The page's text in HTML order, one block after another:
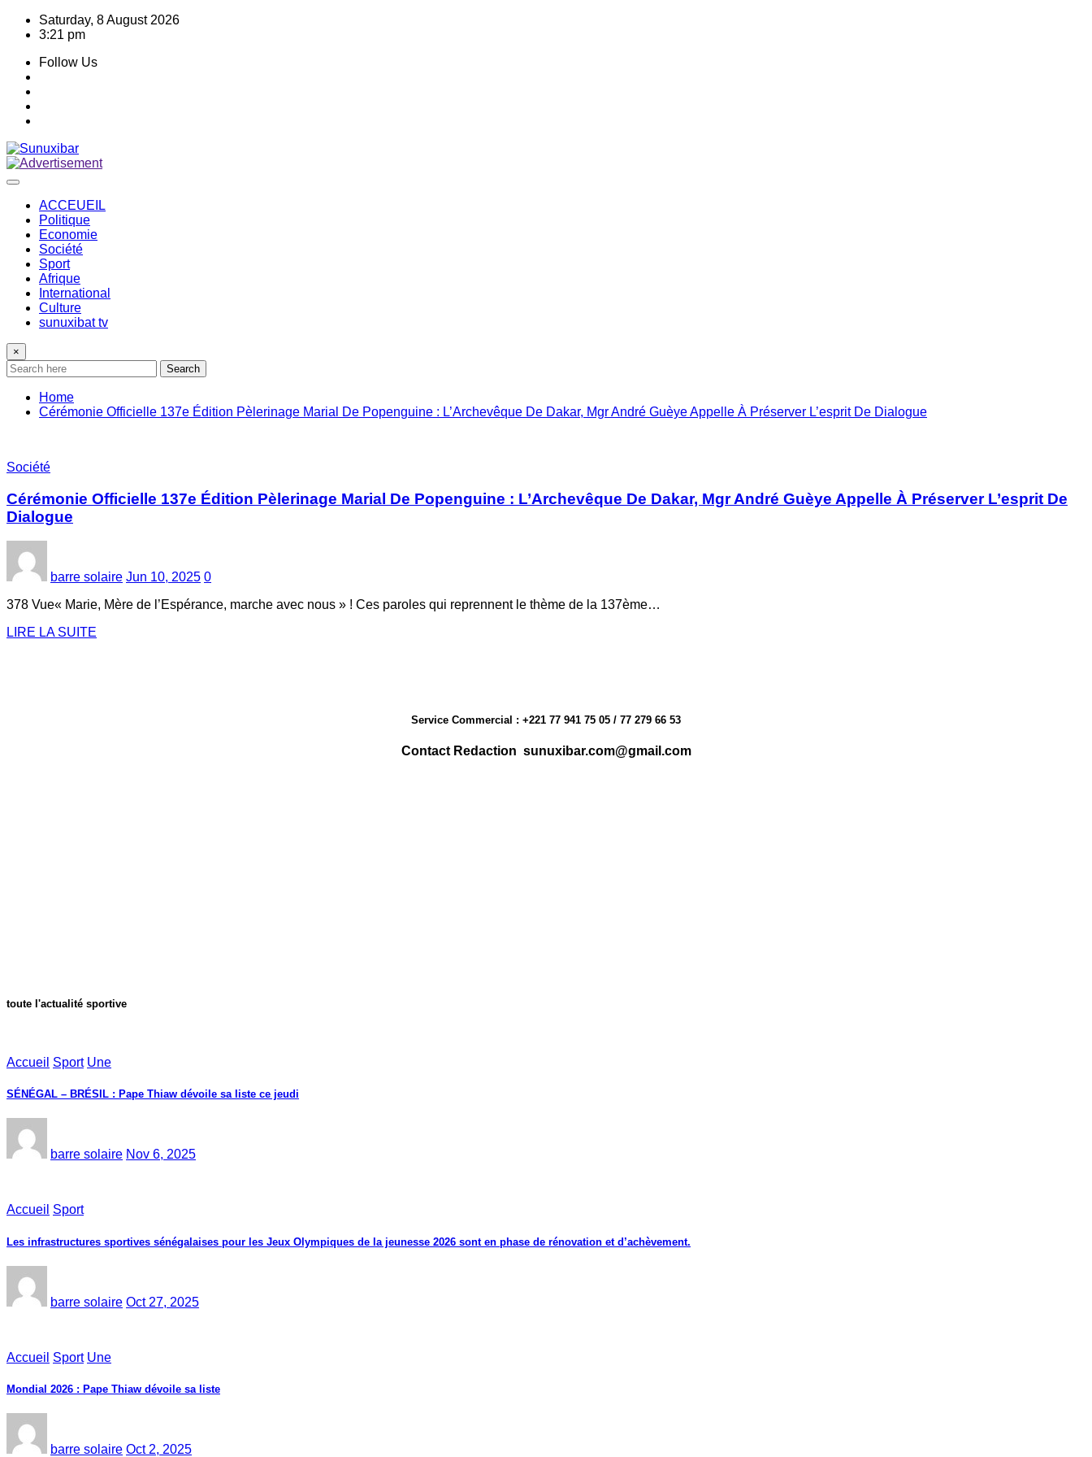
Skip
Saturday, 8 August 2026
3:21 pm
Follow Us
ACCEUEIL
Politique
Economie
Société
Sport
Afrique
International
Culture
sunuxibat tv
×
Search
Home
Cérémonie Officielle 137e Édition Pèlerinage Marial De Popenguine : L’Archevêque De Dakar, Mgr André Guèye Appelle À Préserver L’esprit De Dialogue
Société
Cérémonie Officielle 137e Édition Pèlerinage Marial De Popenguine : L’Archevêque De Dakar, Mgr André Guèye Appelle À Préserver L’esprit De
Dialogue
barre solaire Jun 10, 2025 0
378 Vue« Marie, Mère de l’Espérance, marche avec nous » ! Ces paroles qui reprennent le thème de la 137ème…
LIRE LA SUITE
Service Commercial : +221 77 941 75 05 / 77 279 66 53
Contact Redaction sunuxibar.com@gmail.com
toute l'actualité sportive
Accueil Sport Une
SÉNÉGAL – BRÉSIL : Pape Thiaw dévoile sa liste ce jeudi
barre solaire Nov 6, 2025
Accueil Sport
Les infrastructures sportives sénégalaises pour les Jeux Olympiques de la jeunesse 2026 sont en phase de rénovation et d’achèvement.
barre solaire Oct 27, 2025
Accueil Sport Une
Mondial 2026 : Pape Thiaw dévoile sa liste
barre solaire Oct 2, 2025